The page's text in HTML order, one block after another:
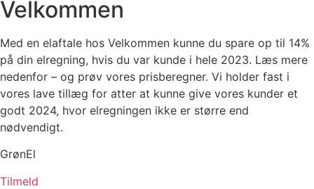
Velkommen
Med en elaftale hos Velkommen kunne du spare op til 14%
på din elregning, hvis du var kunde i hele 2023. Læs mere
nedenfor – og prøv vores prisberegner. Vi holder fast i
vores lave tillæg for atter at kunne give vores kunder et
godt 2024, hvor elregningen ikke er større end
nødvendigt.
GrønEl
Tilmeld